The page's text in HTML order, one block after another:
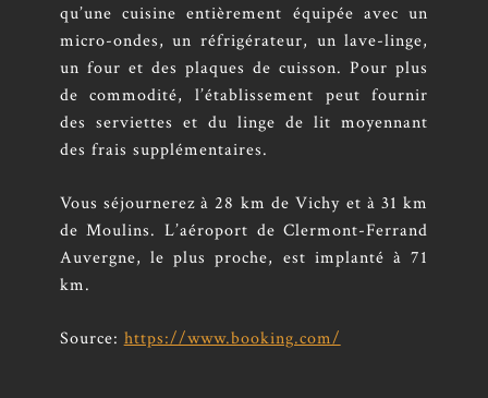
qu’une cuisine entièrement équipée avec un
micro-ondes, un réfrigérateur, un lave-linge,
un four et des plaques de cuisson. Pour plus
de commodité, l’établissement peut fournir
des serviettes et du linge de lit moyennant
des frais supplémentaires.
Vous séjournerez à 28 km de Vichy et à 31 km
de Moulins. L’aéroport de Clermont-Ferrand
Auvergne, le plus proche, est implanté à 71
km.
Source: https://www.booking.com/